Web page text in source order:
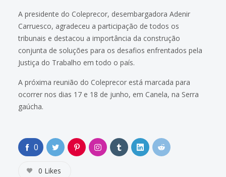
A presidente do Coleprecor, desembargadora Adenir
Carruesco, agradeceu a participação de todos os
tribunais e destacou a importância da construção
conjunta de soluções para os desafios enfrentados pela
Justiça do Trabalho em todo o país.
A próxima reunião do Coleprecor está marcada para
ocorrer nos dias 17 e 18 de junho, em Canela, na Serra
gaúcha.
0
0 Likes